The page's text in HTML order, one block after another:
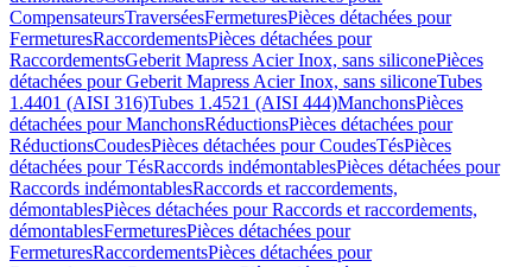
CompensateursTraverséesFermeturesPièces détachées pour
FermeturesRaccordementsPièces détachées pour
RaccordementsGeberit Mapress Acier Inox, sans siliconePièces
détachées pour Geberit Mapress Acier Inox, sans siliconeTubes
1.4401 (AISI 316)Tubes 1.4521 (AISI 444)ManchonsPièces
détachées pour ManchonsRéductionsPièces détachées pour
RéductionsCoudesPièces détachées pour CoudesTésPièces
détachées pour TésRaccords indémontablesPièces détachées pour
Raccords indémontablesRaccords et raccordements,
démontablesPièces détachées pour Raccords et raccordements,
démontablesFermeturesPièces détachées pour
FermeturesRaccordementsPièces détachées pour